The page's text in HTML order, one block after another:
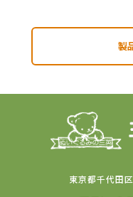
製
東京都千代田